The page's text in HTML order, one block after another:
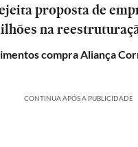
proposta de
na
compra Aliança
CONTINUA APÓS A PUBLICIDADE